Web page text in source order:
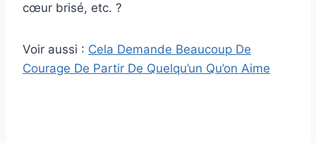
cœur brisé, etc. ?
Voir aussi : Cela Demande Beaucoup De
Courage De Partir De Quelqu’un Qu’on Aime